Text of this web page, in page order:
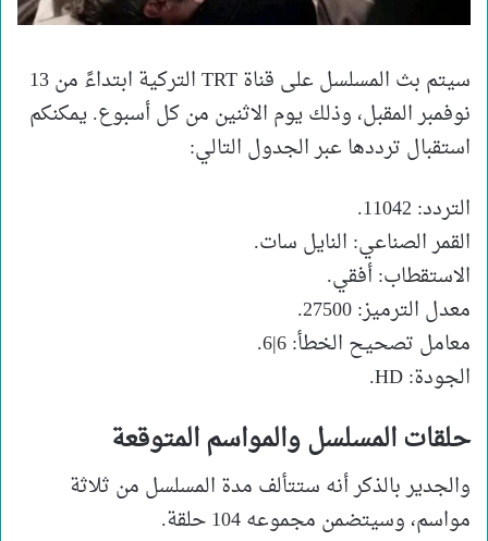
سيتم بث المسلسل على قناة TRT التركية ابتداءً من 13
نوفمبر المقبل، وذلك يوم الاثنين من كل أسبوع. يمكنكم
استقبال ترددها عبر الجدول التالي:
التردد: 11042.
القمر الصناعي: النايل سات.
الاستقطاب: أفقي.
معدل الترميز: 27500.
معامل تصحيح الخطأ: 6|6.
الجودة: HD.
حلقات المسلسل والمواسم المتوقعة
والجدير بالذكر أنه ستتألف مدة المسلسل من ثلاثة
مواسم، وسيتضمن مجموعه 104 حلقة.